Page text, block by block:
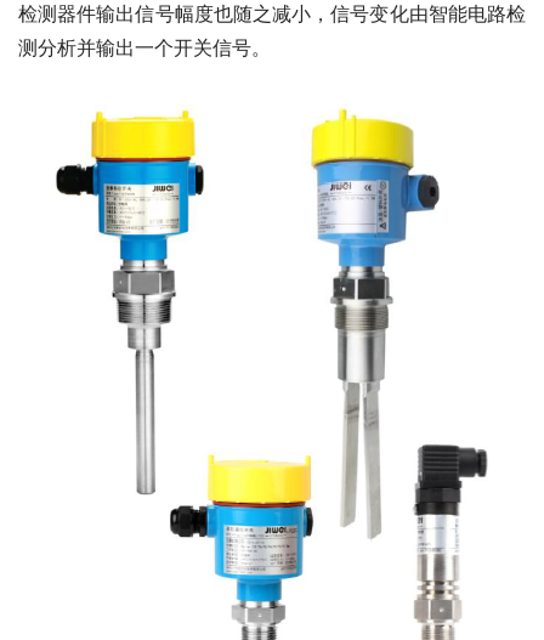
检测器件输出信号幅度也随之减小，信号变化由智能电路检
测分析并输出一个开关信号。